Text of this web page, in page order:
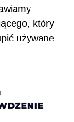
który
używane